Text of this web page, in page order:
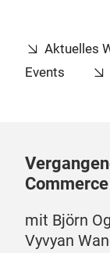
Aktuelles
Events
mit Björn
Vyvyan